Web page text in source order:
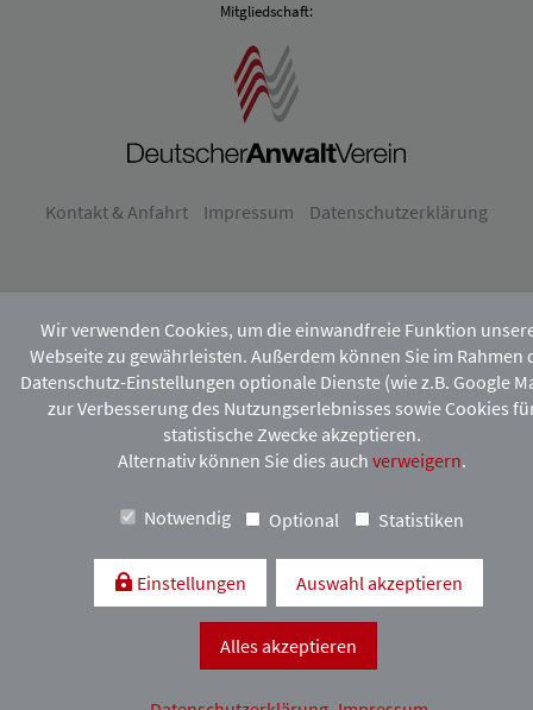
Mitgliedschaft:
Kontakt & Anfahrt Impressum Datenschutzerklärung
Wir verwenden Cookies, um die einwandfreie Funktion
Webseite zu gewährleisten. Außerdem können Sie im Rahmen
Datenschutz-Einstellungen optionale Dienste (wie z.B. Google
zur Verbesserung des Nutzungserlebnisses sowie Cookies
statistische Zwecke akzeptieren.
Alternativ können Sie dies auch verweigern.
Notwendig Optional Statistiken
Einstellungen Auswahl akzeptieren
Alles akzeptieren